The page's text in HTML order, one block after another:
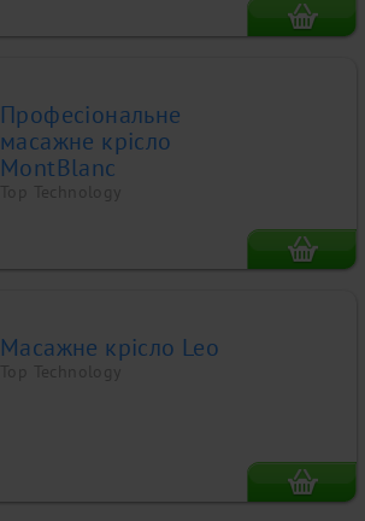
Професіональне
масажне крісло
MontBlanc
Масажне крісло Leo